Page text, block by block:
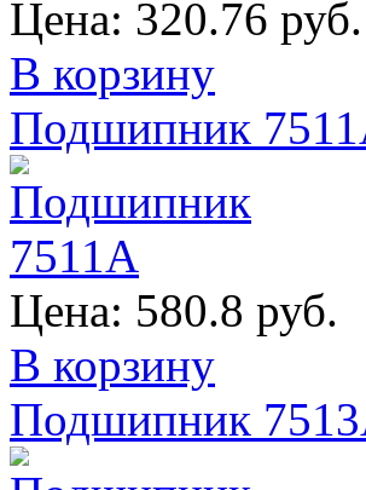
Цена: 320.76 руб.
В корзину
Подшипник
Цена: 580.8 руб.
В корзину
Подшипник